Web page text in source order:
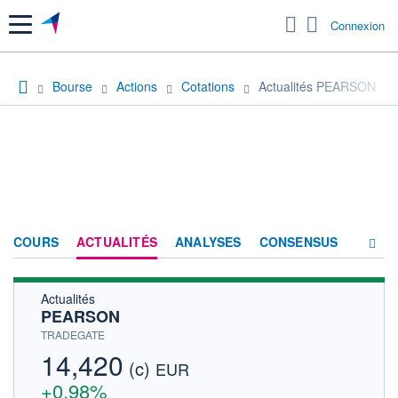
Menu Connexion
Bourse Actions Cotations Actualités PEARSON
COURS ACTUALITÉS ANALYSES CONSENSUS
Actualités
PEARSON
TRADEGATE
14,420 (c) EUR
+0,98%